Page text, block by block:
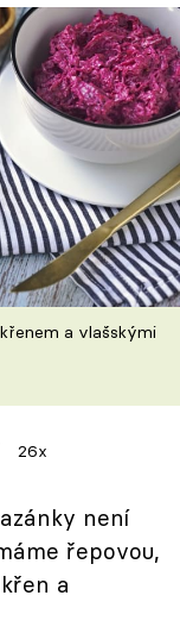
a vlašskými
26x
není
řepovou,
a